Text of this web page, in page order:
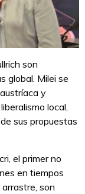
son
global. Milei se
y
local,
sus propuestas
el primer no
en tiempos
son